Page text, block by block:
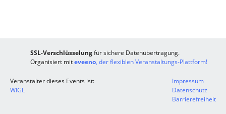
SSL-Verschlüsselungfür sichere Datenübertragung.
Organisiert miteveeno, der flexiblen Veranstaltungs-Plattform!
Veranstalter dieses Events ist:
WIGL
Impressum
Datenschutz
Barrierefreiheit